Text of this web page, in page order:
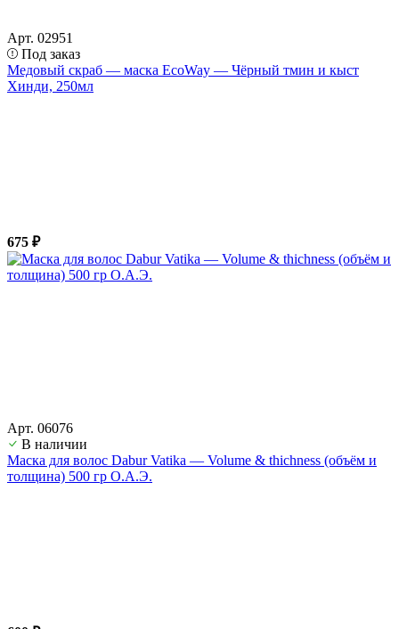
Арт. 02951
Под заказ
Медовый скраб — маска EcoWay — Чёрный тмин и кыст
Хинди, 250мл
675 ₽
Арт. 06076
В наличии
Маска для волос Dabur Vatika — Volume & thichness (объём и
толщина) 500 гр О.А.Э.